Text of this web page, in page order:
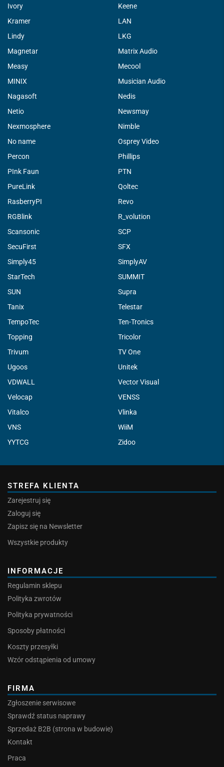
Ivory
Keene
Kramer
LAN
Lindy
LKG
Magnetar
Matrix Audio
Measy
Mecool
MINIX
Musician Audio
Nagasoft
Nedis
Netio
Newsmay
Nexmosphere
Nimble
No name
Osprey Video
Percon
Phillips
PInk Faun
PTN
PureLink
Qoltec
RasberryPI
Revo
RGBlink
R_volution
Scansonic
SCP
SecuFirst
SFX
Simply45
SimplyAV
StarTech
SUMMIT
SUN
Supra
Tanix
Telestar
TempoTec
Ten-Tronics
Topping
Tricolor
Trivum
TV One
Ugoos
Unitek
VDWALL
Vector Visual
Velocap
VENSS
Vitalco
Vlinka
VNS
WiiM
YYTCG
Zidoo
STREFA KLIENTA
Zarejestruj się
Zaloguj się
Zapisz się na Newsletter
Wszystkie produkty
INFORMACJE
Regulamin sklepu
Polityka zwrotów
Polityka prywatności
Sposoby płatności
Koszty przesyłki
Wzór odstąpienia od umowy
FIRMA
Zgłoszenie serwisowe
Sprawdź status naprawy
Sprzedaż B2B (strona w budowie)
Kontakt
Praca